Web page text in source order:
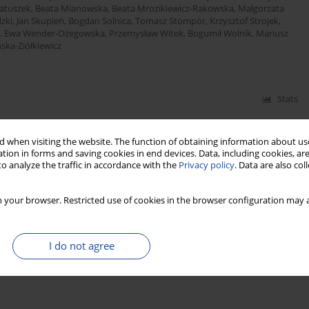
when visiting the website. The function of obtaining information about
in forms and saving cookies in end devices. Data, including cookies,
analyze the traffic in accordance with the Privacy policy. Data are also
your browser. Restricted use of cookies in the browser configuration
I do not agree
, Beata Mianowska, Beata Mrozikiewicz-Rakowska, Małgorzata
, Jan Skupień, Bogdan Solnica, Tomasz Stompór, Krzysztof Strojek,
, Ewa Wender-Ożegowska, Przemysław Witek, Bogumił Wolnik, Mariusz
Ziółkiewicz
Stats
Poland – 2025
Chobot,Zbigniew Kalarus,Monika Karczewska-Kupczewska,Tomasz
, Jan Skupień, Bogdan Solnica Tomasz Stompór
Ewa Wender-Ożegowska Przemysław Witek